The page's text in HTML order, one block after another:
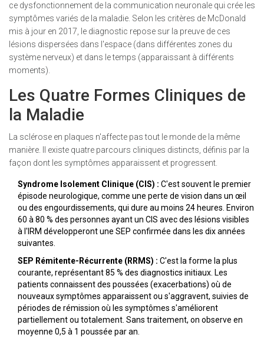
ce dysfonctionnement de la communication neuronale qui crée les
symptômes variés de la maladie. Selon les critères de McDonald
mis à jour en 2017, le diagnostic repose sur la preuve de ces
lésions dispersées dans l'espace (dans différentes zones du
système nerveux) et dans le temps (apparaissant à différents
moments).
Les Quatre Formes Cliniques de
la Maladie
La sclérose en plaques n'affecte pas tout le monde de la même
manière. Il existe quatre parcours cliniques distincts, définis par la
façon dont les symptômes apparaissent et progressent.
Syndrome Isolement Clinique (CIS) : C'est souvent le premier
épisode neurologique, comme une perte de vision dans un œil
ou des engourdissements, qui dure au moins 24 heures. Environ
60 à 80 % des personnes ayant un CIS avec des lésions visibles
à l'IRM développeront une SEP confirmée dans les dix années
suivantes.
SEP Rémitente-Récurrente (RRMS) : C'est la forme la plus
courante, représentant 85 % des diagnostics initiaux. Les
patients connaissent des poussées (exacerbations) où de
nouveaux symptômes apparaissent ou s'aggravent, suivies de
périodes de rémission où les symptômes s'améliorent
partiellement ou totalement. Sans traitement, on observe en
moyenne 0,5 à 1 poussée par an.